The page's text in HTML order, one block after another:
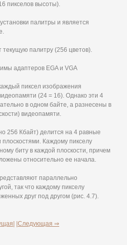
пикселов высоты).
палитры и является
палитру (256 цветов).
адаптеров EGA и VGA
пиксел изображения
(24 = 16). Однако эти 4
в одном байте, а разнесены в
видеопамяти.
256 Кбайт) делится на 4 равные
Каждому пикселу
биту в каждой плоскости, причем
относительно ее начала.
параллельно
так что каждому пикселу
друг под другом (рис. 4.7).
|Следующая ⇒